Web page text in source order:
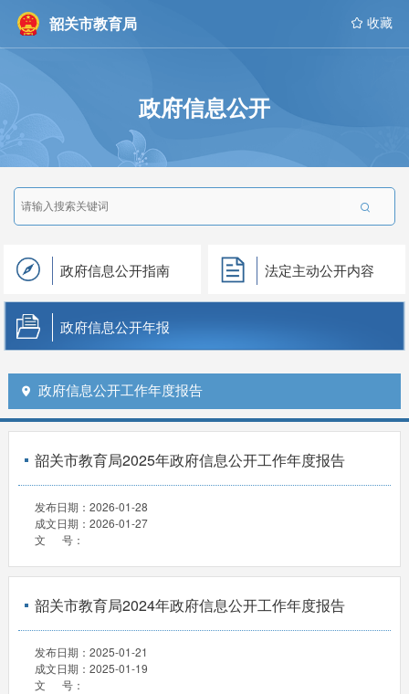
韶关市教育局  收藏
政府信息公开

政府信息公开指南 法定主动公开内容
政府信息公开年报
 政府信息公开工作年度报告
韶关市教育局2025年政府信息公开工作年度报告
发布日期： 2026-01-28
成文日期： 2026-01-27
文 号：
韶关市教育局2024年政府信息公开工作年度报告
发布日期： 2025-01-21
成文日期： 2025-01-19
文 号：